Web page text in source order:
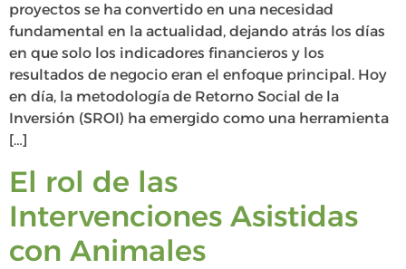
proyectos se ha convertido en una necesidad
fundamental en la actualidad, dejando atrás los días
en que solo los indicadores financieros y los
resultados de negocio eran el enfoque principal. Hoy
en día, la metodología de Retorno Social de la
Inversión (SROI) ha emergido como una herramienta
[…]
El rol de las
Intervenciones Asistidas
con Animales